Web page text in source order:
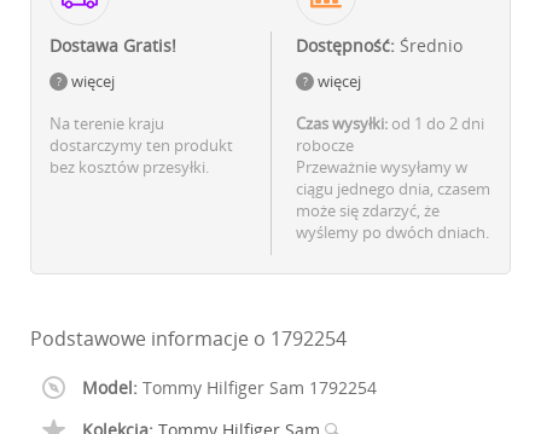
Dostawa Gratis!
więcej
Na terenie kraju
dostarczymy ten produkt
bez kosztów przesyłki.
Dostępność: Średnio
więcej
Czas wysyłki: od 1 do 2 dni
robocze
Przeważnie wysyłamy w
ciągu jednego dnia, czasem
może się zdarzyć, że
wyślemy po dwóch dniach.
Podstawowe informacje o 1792254
Model: Tommy Hilfiger Sam 1792254